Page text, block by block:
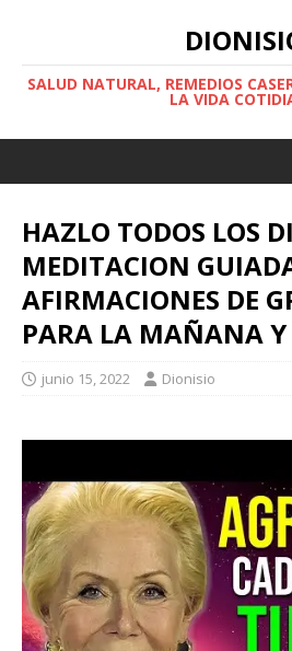
SALUD NATURAL, REMEDIOS
LA VIDA
HAZLO TODOS LOS
MEDITACION
AFIRMACIONES DE
PARA LA MAÑANA Y
junio 15, 2022 Dionisio